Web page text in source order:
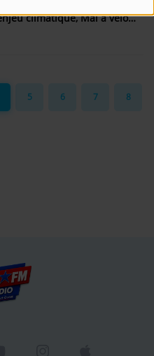
climatique, Mai à vélo
5 6 7 8